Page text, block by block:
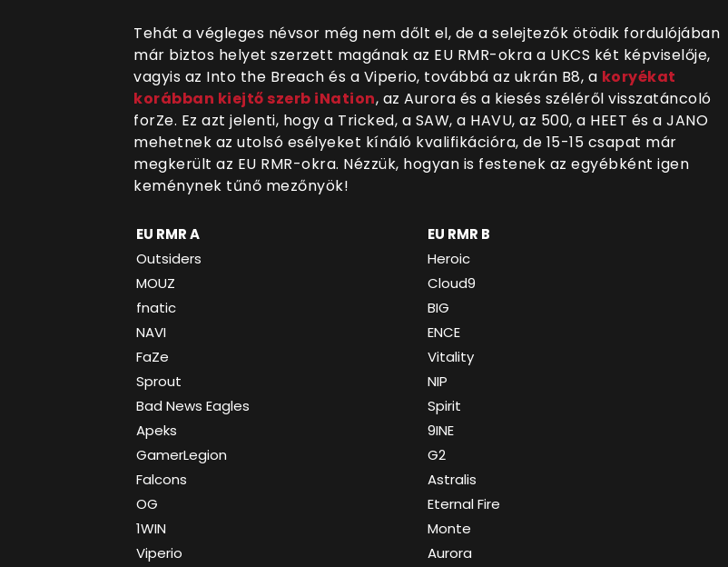
Tehát a végleges névsor még nem dőlt el, de a selejtezők ötödik fordulójában
már biztos helyet szerzett magának az EU RMR-okra a UKCS két képviselője,
vagyis az Into the Breach és a Viperio, továbbá az ukrán B8, a koryékat
korábban kiejtő szerb iNation, az Aurora és a kiesés széléről visszatáncoló
forZe. Ez azt jelenti, hogy a Tricked, a SAW, a HAVU, az 500, a HEET és a JANO
mehetnek az utolsó esélyeket kínáló kvalifikációra, de 15-15 csapat már
megkerült az EU RMR-okra. Nézzük, hogyan is festenek az egyébként igen
keménynek tűnő mezőnyök!
EU RMR A
EU RMR B
Outsiders
Heroic
MOUZ
Cloud9
fnatic
BIG
NAVI
ENCE
FaZe
Vitality
Sprout
NIP
Bad News Eagles
Spirit
Apeks
9INE
GamerLegion
G2
Falcons
Astralis
OG
Eternal Fire
1WIN
Monte
Viperio
Aurora